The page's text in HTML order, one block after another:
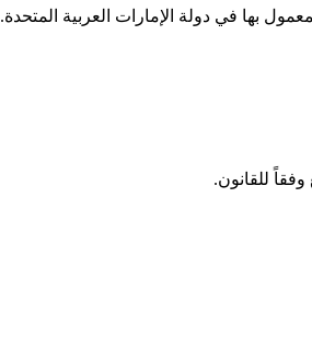
بها في دولة الإمارات العربية المتحدة.